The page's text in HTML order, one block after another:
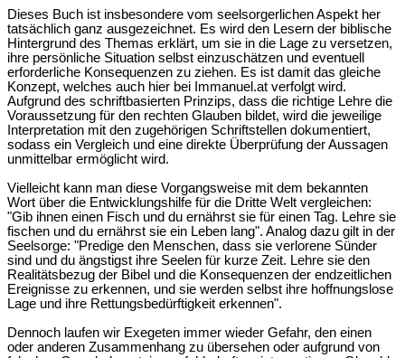
Dieses Buch ist insbesondere vom seelsorgerlichen Aspekt her
tatsächlich ganz ausgezeichnet. Es wird den Lesern der biblische
Hintergrund des Themas erklärt, um sie in die Lage zu versetzen,
ihre persönliche Situation selbst einzuschätzen und eventuell
erforderliche Konsequenzen zu ziehen. Es ist damit das gleiche
Konzept, welches auch hier bei Immanuel.at verfolgt wird.
Aufgrund des schriftbasierten Prinzips, dass die richtige Lehre die
Voraussetzung für den rechten Glauben bildet, wird die jeweilige
Interpretation mit den zugehörigen Schriftstellen dokumentiert,
sodass ein Vergleich und eine direkte Überprüfung der Aussagen
unmittelbar ermöglicht wird.
Vielleicht kann man diese Vorgangsweise mit dem bekannten
Wort über die Entwicklungshilfe für die Dritte Welt vergleichen:
"Gib ihnen einen Fisch und du ernährst sie für einen Tag. Lehre sie
fischen und du ernährst sie ein Leben lang". Analog dazu gilt in der
Seelsorge: "Predige den Menschen, dass sie verlorene Sünder
sind und du ängstigst ihre Seelen für kurze Zeit. Lehre sie den
Realitätsbezug der Bibel und die Konsequenzen der endzeitlichen
Ereignisse zu erkennen, und sie werden selbst ihre hoffnungslose
Lage und ihre Rettungsbedürftigkeit erkennen".
Dennoch laufen wir Exegeten immer wieder Gefahr, den einen
oder anderen Zusammenhang zu übersehen oder aufgrund von